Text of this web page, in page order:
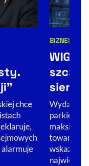
chce
alarmuje
Kategorie
BIZNES
parkiecie